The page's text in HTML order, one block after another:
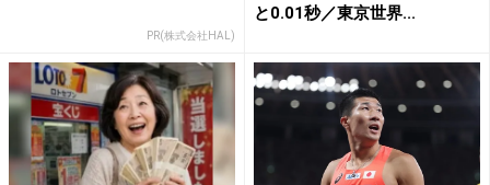
PR(株式会社HAL)
と0.01秒／東京世界...